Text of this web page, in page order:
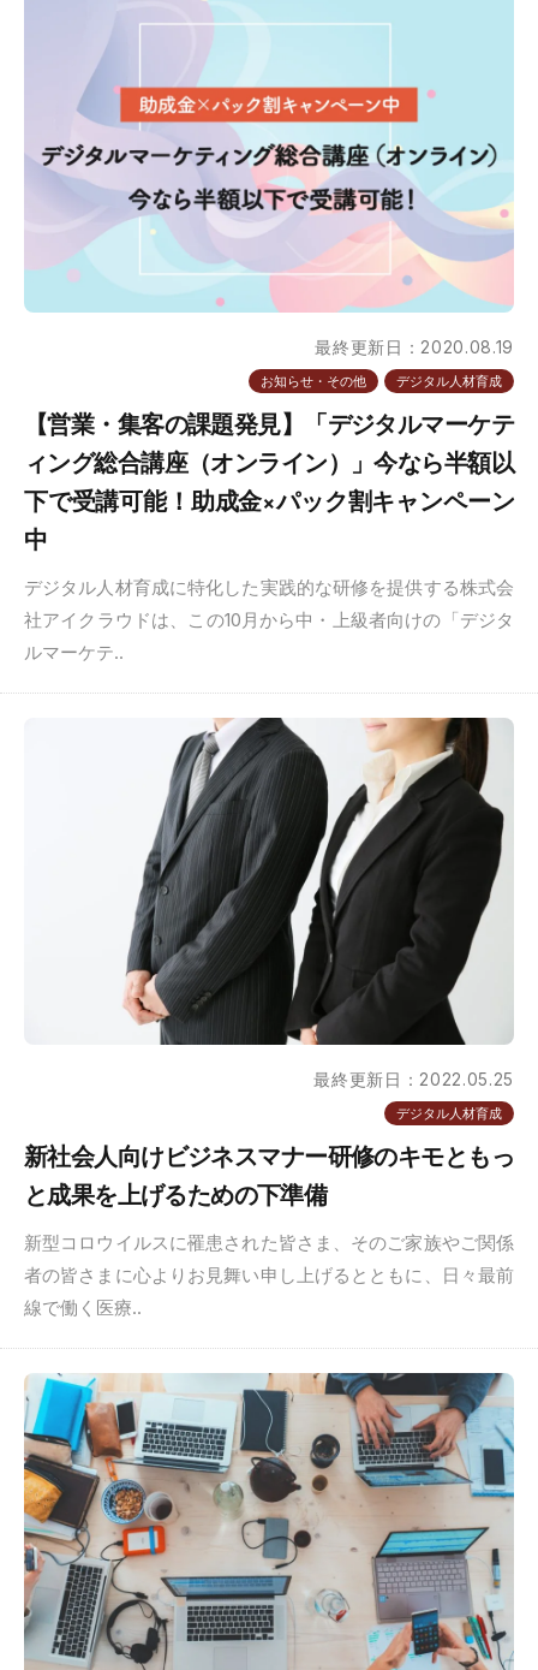
最終更新日：2020.08.19
お知らせ・その他 デジタル人材育成
【営業・集客の課題発見】「デジタルマーケテ
ィング総合講座（オンライン）」今なら半額以
下で受講可能！助成金×パック割キャンペーン
中
デジタル人材育成に特化した実践的な研修を提供する株式会
社アイクラウドは、この10月から中・上級者向けの「デジタ
ルマーケテ..
最終更新日：2022.05.25
デジタル人材育成
新社会人向けビジネスマナー研修のキモともっ
と成果を上げるための下準備
新型コロウイルスに罹患された皆さま、そのご家族やご関係
者の皆さまに心よりお見舞い申し上げるとともに、日々最前
線で働く医療..